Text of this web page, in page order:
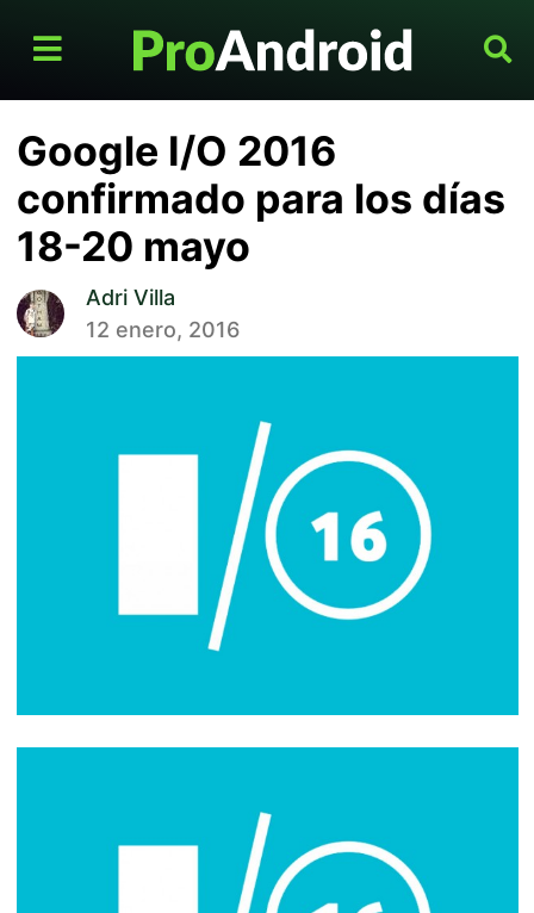
Google I/O 2016
confirmado para los días
18-20 mayo
Adri Villa
12 enero, 2016